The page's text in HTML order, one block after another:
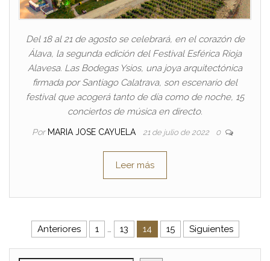
Del 18 al 21 de agosto se celebrará, en el corazón de
Álava, la segunda edición del Festival Esférica Rioja
Alavesa. Las Bodegas Ysios, una joya arquitectónica
firmada por Santiago Calatrava, son escenario del
festival que acogerá tanto de día como de noche, 15
conciertos de música en directo.
Por MARIA JOSE CAYUELA 21 de julio de 2022 0
Leer más
Paginación de entradas
Anteriores 1 … 13 14 15 Siguientes